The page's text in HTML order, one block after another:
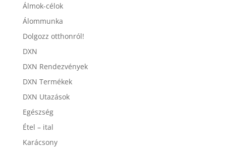
Álmok-célok
Álommunka
Dolgozz otthonról!
DXN
DXN Rendezvények
DXN Termékek
DXN Utazások
Egészség
Étel – ital
Karácsony